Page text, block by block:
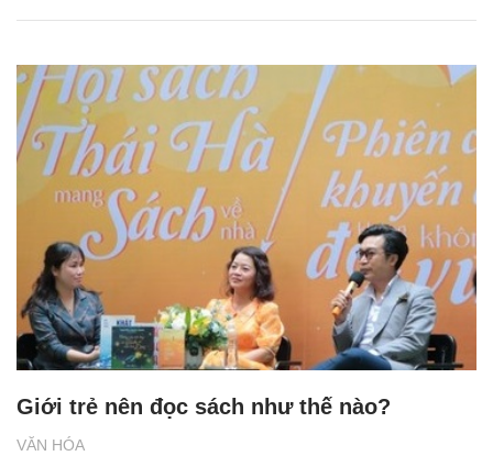
VĂN HÓA
Giới trẻ nên đọc sách như thế nào?